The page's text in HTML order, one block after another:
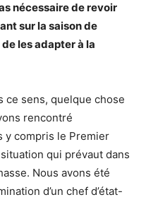
nécessaire de revoir
sur la saison de
les adapter à la
ce sens, quelque chose
rencontré
y compris le Premier
qui prévaut dans
Nous avons été
d’un chef d’état-